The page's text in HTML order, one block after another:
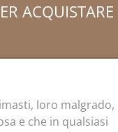
ACQUISTARE
loro malgrado,
e che in qualsiasi